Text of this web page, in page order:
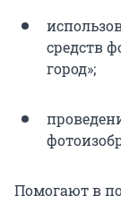
средств
город»;
Помогают в